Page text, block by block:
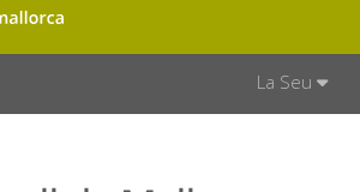
La Seu